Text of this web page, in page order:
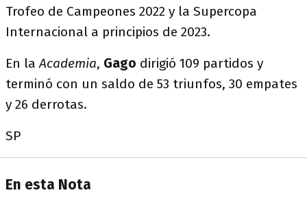
Trofeo de Campeones 2022 y la Supercopa
Internacional a principios de 2023.
En laAcademia, Gago dirigió 109 partidos y
terminó con un saldo de 53 triunfos, 30 empates
y 26 derrotas.
SP
En esta Nota